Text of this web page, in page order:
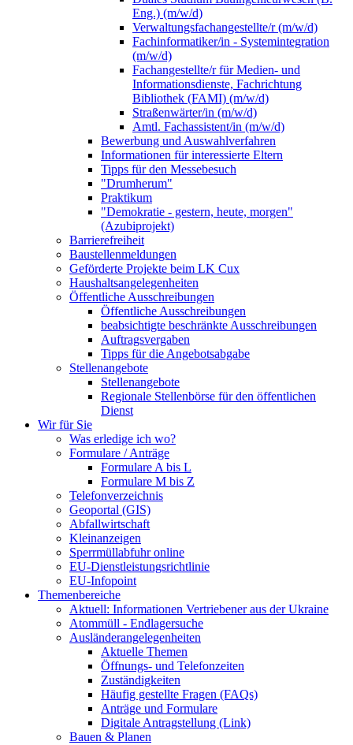
Eng.) (m/w/d)
Verwaltungsfachangestellte/r (m/w/d)
Fachinformatiker/in - Systemintegration
(m/w/d)
Fachangestellte/r für Medien- und
Informationsdienste, Fachrichtung
Bibliothek (FAMI) (m/w/d)
Straßenwärter/in (m/w/d)
Amtl. Fachassistent/in (m/w/d)
Bewerbung und Auswahlverfahren
Informationen für interessierte Eltern
Tipps für den Messebesuch
"Drumherum"
Praktikum
"Demokratie - gestern, heute, morgen"
(Azubiprojekt)
Barrierefreiheit
Baustellenmeldungen
Geförderte Projekte beim LK Cux
Haushaltsangelegenheiten
Öffentliche Ausschreibungen
Öffentliche Ausschreibungen
beabsichtigte beschränkte Ausschreibungen
Auftragsvergaben
Tipps für die Angebotsabgabe
Stellenangebote
Stellenangebote
Regionale Stellenbörse für den öffentlichen
Dienst
Wir für Sie
Was erledige ich wo?
Formulare / Anträge
Formulare A bis L
Formulare M bis Z
Telefonverzeichnis
Geoportal (GIS)
Abfallwirtschaft
Kleinanzeigen
Sperrmüllabfuhr online
EU-Dienstleistungsrichtlinie
EU-Infopoint
Themenbereiche
Aktuell: Informationen Vertriebener aus der Ukraine
Atommüll - Endlagersuche
Ausländerangelegenheiten
Aktuelle Themen
Öffnungs- und Telefonzeiten
Zuständigkeiten
Häufig gestellte Fragen (FAQs)
Anträge und Formulare
Digitale Antragstellung (Link)
Bauen & Planen